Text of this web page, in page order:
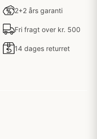
2+2 års garanti
Fri fragt over kr. 500
14 dages returret